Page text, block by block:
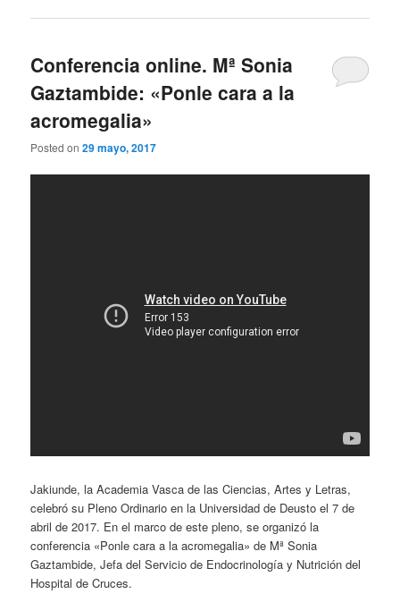
Conferencia online. Mª Sonia
Gaztambide: «Ponle cara a la
acromegalia»
Posted on29 mayo, 2017
Jakiunde, la Academia Vasca de las Ciencias, Artes y Letras,
celebró su Pleno Ordinario en la Universidad de Deusto el 7 de
abril de 2017. En el marco de este pleno, se organizó la
conferencia «Ponle cara a la acromegalia» de Mª Sonia
Gaztambide, Jefa del Servicio de Endocrinología y Nutrición del
Hospital de Cruces.